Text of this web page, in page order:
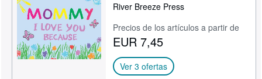
River Breeze Press
Precios de los artículos a partir de
EUR 7,45
Ver 3 ofertas